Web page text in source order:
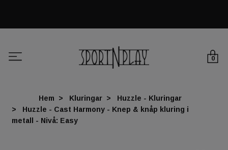
0
Hem Kluringar
Huzzle - Kluringar
Huzzle - Cast Harmony - Knep & knåp kluring i
metall - Nivå: Easy